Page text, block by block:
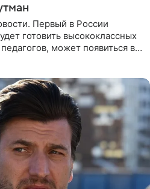
Первый в России
готовить высококлассных
может появиться в